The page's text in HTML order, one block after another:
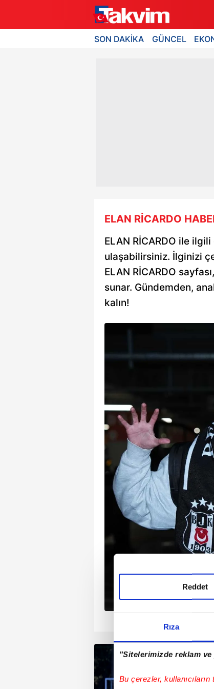
Rıza
"Sitelerimizde reklam ve
Bu çerezler, kullanıcıların
Reddet
SON DAKİKA GÜNCEL
ELAN RİCARDO
ELAN RİCARDO ile
ulaşabilirsiniz. İlginizi
ELAN RİCARDO
sunar. Gündemden,
kalın!